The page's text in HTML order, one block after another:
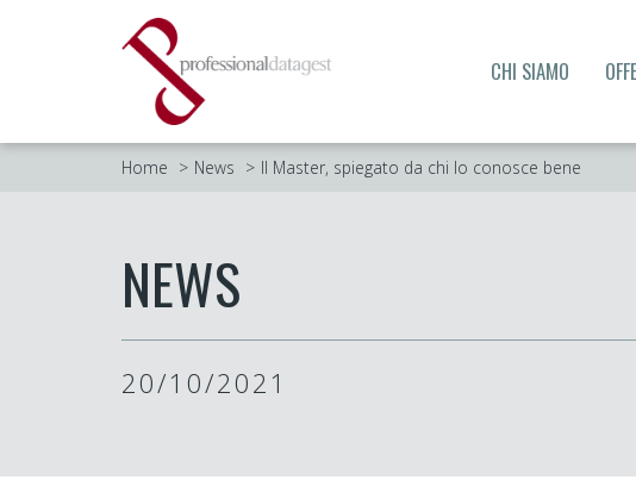
CHI SIAMO
Home News Il Master, spiegato da chi lo conosce bene
NEWS
20/10/2021